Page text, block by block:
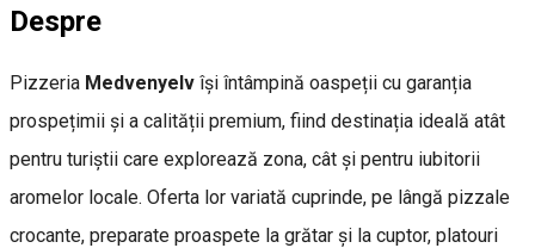
Despre
Pizzeria Medvenyelv își întâmpină oaspeții cu garanția
prospețimii și a calității premium, fiind destinația ideală atât
pentru turiștii care explorează zona, cât și pentru iubitorii
aromelor locale. Oferta lor variată cuprinde, pe lângă pizzale
crocante, preparate proaspete la grătar și la cuptor, platouri